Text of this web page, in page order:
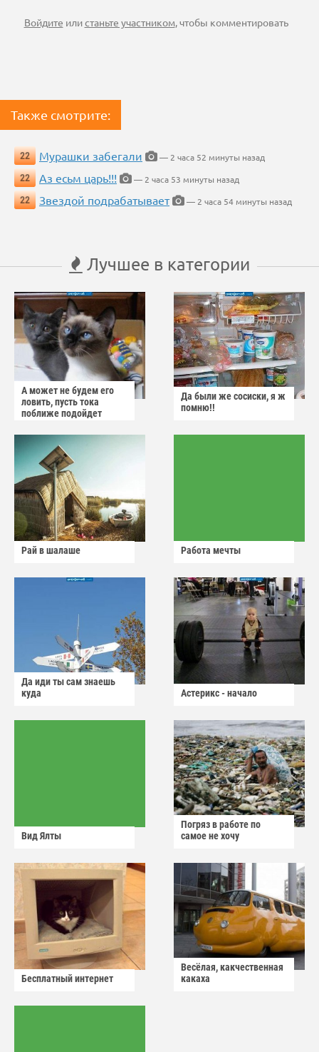
Войдите илистаньте участником, чтобы комментировать
Также смотрите:
22 Мурашки забегали
— 2 часа 52 минуты назад
22
Аз есьм царь!!!
— 2 часа 53 минуты назад
22
Звездой подрабатывает — 2 часа 54 минуты назад
Лучшее в категории
А может не будем его
ловить, пусть тока
поближе подойдет
Да были же сосиски, я ж
помню!!
Рай в шалаше Работа мечты
Да иди ты сам знаешь
куда
Астерикс - начало
Вид Ялты
Погряз в работе по
самое не хочу
Бесплатный интернет
Весёлая, какчественная
какаха